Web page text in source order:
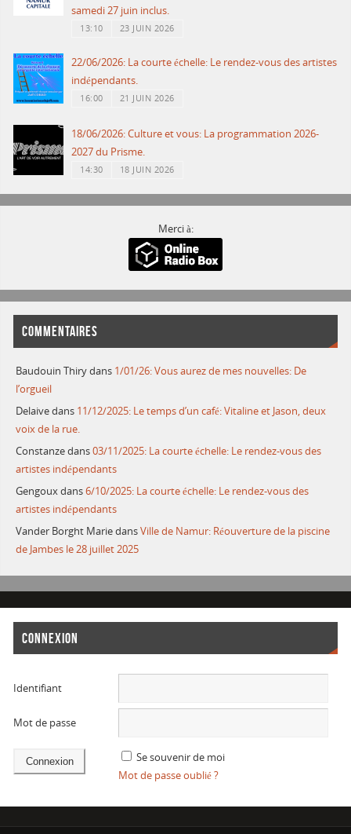
samedi 27 juin inclus.
13:10 23 JUIN 2026
22/06/2026: La courte échelle: Le rendez-vous des artistes
indépendants.
16:00 21 JUIN 2026
18/06/2026: Culture et vous: La programmation 2026-
2027 du Prisme.
14:30 18 JUIN 2026
Merci à:
COMMENTAIRES
Baudouin Thirydans 1/01/26: Vous aurez de mes nouvelles: De
l’orgueil
Delaivedans 11/12/2025: Le temps d’un café: Vitaline et Jason, deux
voix de la rue.
Constanzedans03/11/2025: La courte échelle: Le rendez-vous des
artistes indépendants
Gengouxdans6/10/2025: La courte échelle: Le rendez-vous des
artistes indépendants
Vander Borght MariedansVille de Namur: Réouverture de la piscine
de Jambes le 28 juillet 2025
CONNEXION
Identifiant
Mot de passe
Se souvenir de moi
Mot de passe oublié ?